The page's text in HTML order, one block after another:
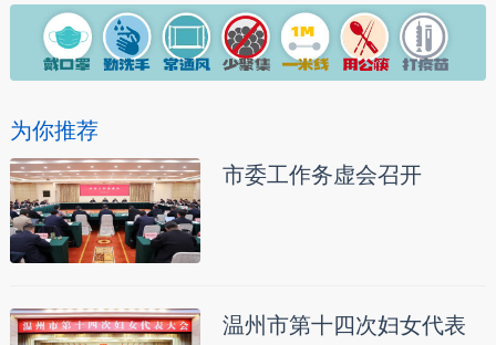
为你推荐
市委工作务虚会召开
温州市第十四次妇女代表